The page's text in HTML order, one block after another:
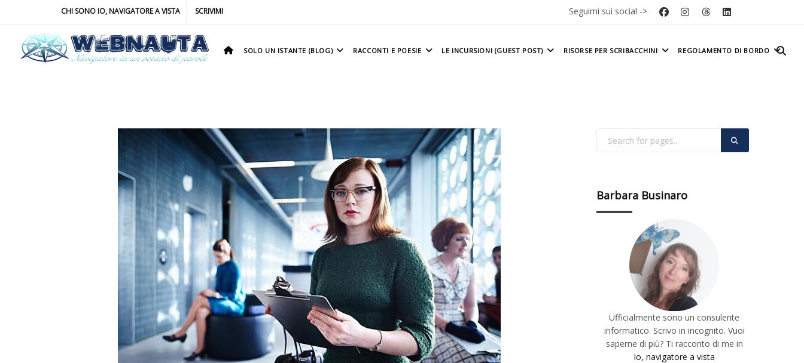
CHI SONO IO, NAVIGATORE A VISTA SCRIVIMI Seguimi sui social ->
SOLO UN ISTANTE (BLOG) RACCONTI E POESIE LE INCURSIONI (GUEST POST) RISORSE PER SCRIBACCHINI REGOLAMENTO DI BORDO
Barbara Businaro
Ufficialmente sono un consulente
informatico. Scrivo in incognito. Vuoi
saperne di più? Ti racconto di me in
Io, navigatore a vista